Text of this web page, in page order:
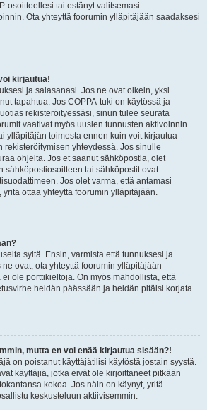
osoitteellesi tai estänyt valitsemasi
Ota yhteyttä foorumin ylläpitäjään saadaksesi
kirjautua!
ja salasanasi. Jos ne ovat oikein, yksi
tapahtua. Jos COPPA-tuki on käytössä ja
rekisteröityessäsi, sinun tulee seurata
vaativat myös uusien tunnusten aktivoinnin
ylläpitäjän toimesta ennen kuin voit kirjautua
rekisteröitymisen yhteydessä. Jos sinulle
ohjeita. Jos et saanut sähköpostia, olet
sähköpostiosoitteen tai sähköpostit ovat
Jos olet varma, että antamasi
ottaa yhteyttä foorumin ylläpitäjään.
syitä. Ensin, varmista että tunnuksesi ja
ovat, ota yhteyttä foorumin ylläpitäjään
ole porttikieltoja. On myös mahdollista, että
heidän päässään ja heidän pitäisi korjata
mutta en voi enää kirjautua sisään?!
on poistanut käyttäjätilisi käytöstä jostain syystä.
käyttäjiä, jotka eivät ole kirjoittaneet pitkään
kokoa. Jos näin on käynyt, yritä
keskusteluun aktiivisemmin.